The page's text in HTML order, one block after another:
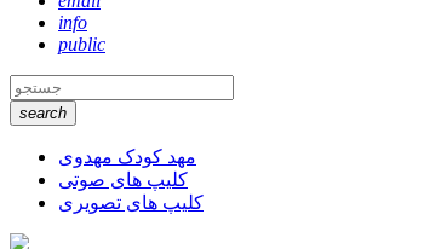
info
public
search
مهد کودک مهدوی
کلیپ های صوتی
کلیپ های تصویری